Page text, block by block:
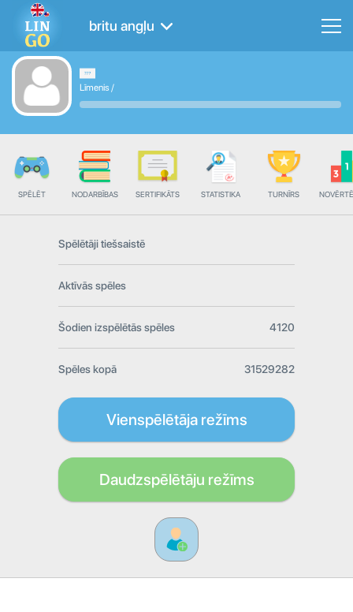
britu angļu
Līmenis /
SPĒLĒT NODARBĪBAS SERTIFIKĀTS STATISTIKA TURNĪRS
Spēlētāji tiešsaistē
Aktīvās spēles
Šodien izspēlētās spēles 4120
Spēles kopā 31529282
Vienspēlētāja režīms
Daudzspēlētāju režīms